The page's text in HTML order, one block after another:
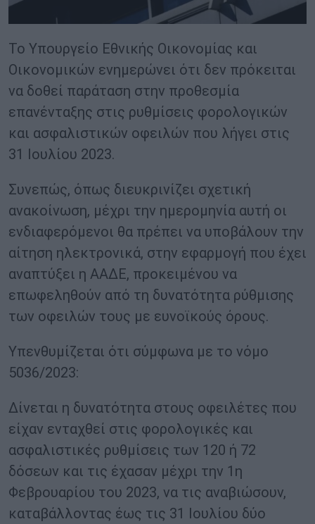
Το Υπουργείο Εθνικής Οικονομίας και
Οικονομικών ενημερώνει ότι δεν πρόκειται
να δοθεί παράταση στην προθεσμία
επανένταξης στις ρυθμίσεις φορολογικών
και ασφαλιστικών οφειλών που λήγει στις
31 Ιουλίου 2023.
Συνεπώς, όπως διευκρινίζει σχετική
ανακοίνωση, μέχρι την ημερομηνία αυτή οι
ενδιαφερόμενοι θα πρέπει να υποβάλουν την
αίτηση ηλεκτρονικά, στην εφαρμογή που έχει
αναπτύξει η ΑΑΔΕ, προκειμένου να
επωφεληθούν από τη δυνατότητα ρύθμισης
των οφειλών τους με ευνοϊκούς όρους.
Υπενθυμίζεται ότι σύμφωνα με το νόμο
5036/2023:
Δίνεται η δυνατότητα στους οφειλέτες που
είχαν ενταχθεί στις φορολογικές και
ασφαλιστικές ρυθμίσεις των 120 ή 72
δόσεων και τις έχασαν μέχρι την 1η
Φεβρουαρίου του 2023, να τις αναβιώσουν,
καταβάλλοντας έως τις 31 Ιουλίου δύο